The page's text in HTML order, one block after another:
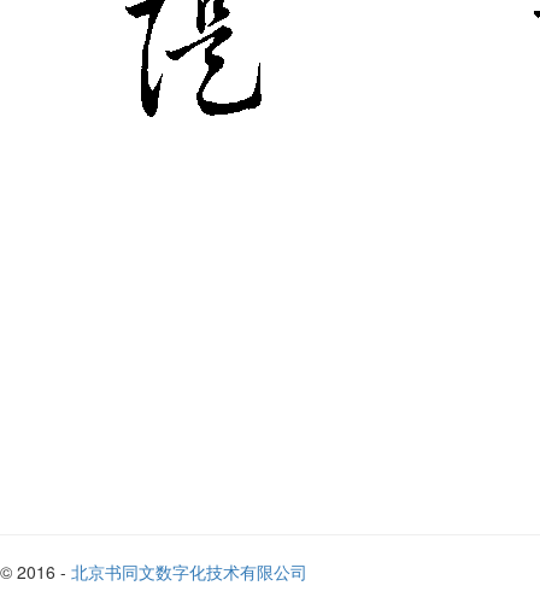
© 2016 - 北京书同文数字化技术有限公司